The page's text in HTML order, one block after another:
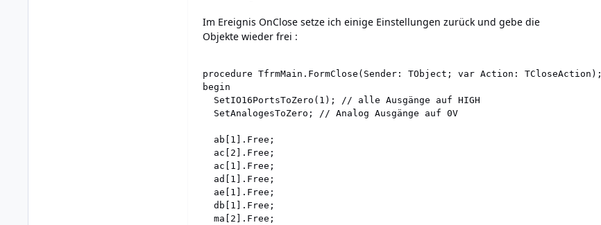
Im Ereignis OnClose setze ich einige Einstellungen zurück und gebe die
Objekte wieder frei :
procedure TfrmMain.FormClose(Sender: TObject; var Action: TCloseAction);
begin
SetIO16PortsToZero(1); // alle Ausgänge auf HIGH
SetAnalogesToZero; // Analog Ausgänge auf 0V
ab[1].Free;
ac[2].Free;
ac[1].Free;
ad[1].Free;
ae[1].Free;
db[1].Free;
ma[2].Free;